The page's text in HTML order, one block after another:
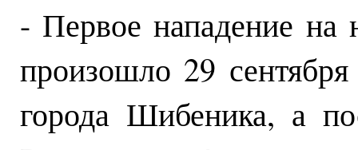
- Первое нападение
произошло 29
города Шибеника, а